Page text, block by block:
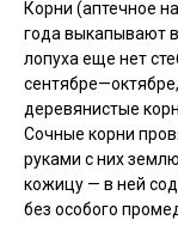
Корни (аптечное
года выкапывают
лопуха еще нет
деревянистые
Сочные корни
руками с них
кожицу — в ней
без особого